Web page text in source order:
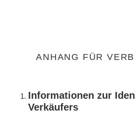
ANHANG FÜR
Informationen zur
Verkäufers